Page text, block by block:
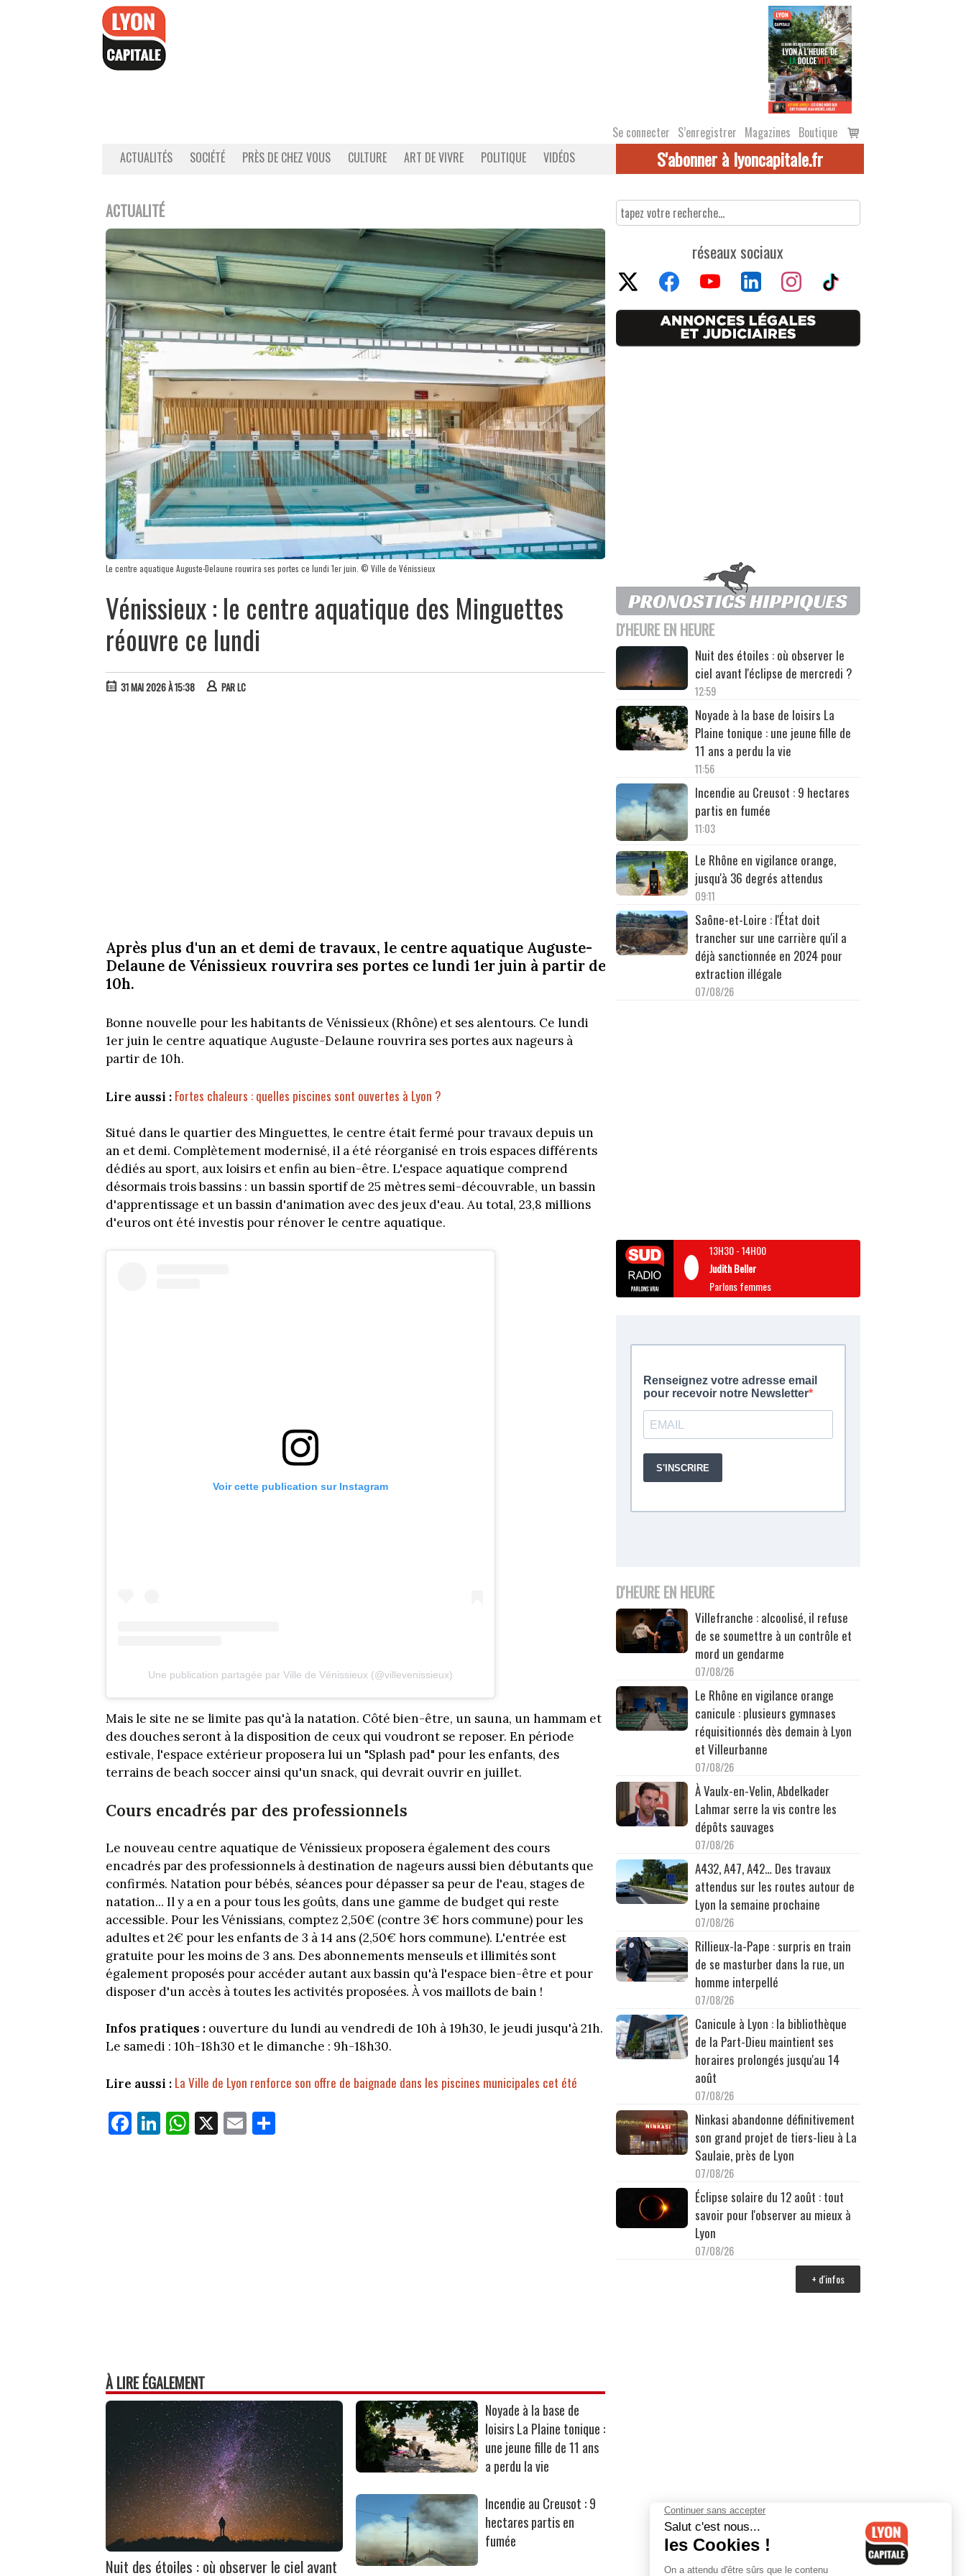
Se connecter S’enregistrer Magazines Boutique
Voir
le
ACTUALITÉS SOCIÉTÉ PRÈS DE CHEZ VOUS CULTURE ART DE VIVRE POLITIQUE VIDÉOS S'abonner à lyoncapitale.fr
ACTUALITÉ
Le centre aquatique Auguste-Delaune rouvrira ses portes ce lundi 1er juin. © Ville de Vénissieux
Vénissieux : le centre aquatique des Minguettes
réouvre ce lundi
31 MAI 2026 À 15:38 PARLC
Après plus d'un an et demi de travaux, le centre aquatique Auguste-
Delaune de Vénissieux rouvrira ses portes ce lundi 1er juin à partir de
10h.
Bonne nouvelle pour les habitants de Vénissieux (Rhône) et ses alentours. Ce lundi
1er juin le centre aquatique Auguste-Delaune rouvrira ses portes aux nageurs à
partir de 10h.
Lire aussi : Fortes chaleurs : quelles piscines sont ouvertes à Lyon ?
Situé dans le quartier des Minguettes, le centre était fermé pour travaux depuis un
an et demi. Complètement modernisé, il a été réorganisé en trois espaces différents
dédiés au sport, aux loisirs et enfin au bien-être. L'espace aquatique comprend
désormais trois bassins : un bassin sportif de 25 mètres semi-découvrable, un bassin
d'apprentissage et un bassin d'animation avec des jeux d'eau. Au total, 23,8 millions
d'euros ont été investis pour rénover le centre aquatique.
Voir cette publication sur Instagram
Une publication partagée par Ville de Vénissieux (@villevenissieux)
Mais le site ne se limite pas qu'à la natation. Côté bien-être, un sauna, un hammam et
des douches seront à la disposition de ceux qui voudront se reposer. En période
estivale, l'espace extérieur proposera lui un "Splash pad" pour les enfants, des
terrains de beach soccer ainsi qu'un snack, qui devrait ouvrir en juillet.
Cours encadrés par des professionnels
Le nouveau centre aquatique de Vénissieux proposera également des cours
encadrés par des professionnels à destination de nageurs aussi bien débutants que
confirmés. Natation pour bébés, séances pour dépasser sa peur de l'eau, stages de
natation... Il y a en a pour tous les goûts, dans une gamme de budget qui reste
accessible. Pour les Vénissians, comptez 2,50€ (contre 3€ hors commune) pour les
adultes et 2€ pour les enfants de 3 à 14 ans (2,50€ hors commune). L'entrée est
gratuite pour les moins de 3 ans. Des abonnements menseuls et illimités sont
également proposés pour accéder autant aux bassin qu'à l'espace bien-être et pour
disposer d'un accès à toutes les activités proposées. À vos maillots de bain !
Infos pratiques : ouverture du lundi au vendredi de 10h à 19h30, le jeudi jusqu'à 21h.
Le samedi : 10h-18h30 et le dimanche : 9h-18h30.
Lire aussi : La Ville de Lyon renforce son offre de baignade dans les piscines municipales cet été
Fa
ce
Li
nk
W
ha
X E
m
À LIRE ÉGALEMENT
Nuit des étoiles : où observer le ciel avant
Noyade à la base de
loisirs La Plaine tonique :
une jeune fille de 11 ans
a perdu la vie
Incendie au Creusot : 9
hectares partis en
fumée
réseaux sociaux
D'HEURE EN HEURE
Nuit des étoiles : où observer le
ciel avant l'éclipse de mercredi ?
12:59
Noyade à la base de loisirs La
Plaine tonique : une jeune fille de
11 ans a perdu la vie
11:56
Incendie au Creusot : 9 hectares
partis en fumée
11:03
Le Rhône en vigilance orange,
jusqu'à 36 degrés attendus
09:11
Saône-et-Loire : l'État doit
trancher sur une carrière qu'il a
déjà sanctionnée en 2024 pour
extraction illégale
07/08/26
13H30-14H00
Judith Beller
Parlons femmes
D'HEURE EN HEURE
Villefranche : alcoolisé, il refuse
de se soumettre à un contrôle et
mord un gendarme
07/08/26
Le Rhône en vigilance orange
canicule : plusieurs gymnases
réquisitionnés dès demain à Lyon
et Villeurbanne
07/08/26
À Vaulx-en-Velin, Abdelkader
Lahmar serre la vis contre les
dépôts sauvages
07/08/26
A432, A47, A42… Des travaux
attendus sur les routes autour de
Lyon la semaine prochaine
07/08/26
Rillieux-la-Pape : surpris en train
de se masturber dans la rue, un
homme interpellé
07/08/26
Canicule à Lyon : la bibliothèque
de la Part-Dieu maintient ses
horaires prolongés jusqu'au 14
août
07/08/26
Ninkasi abandonne définitivement
son grand projet de tiers-lieu à La
Saulaie, près de Lyon
07/08/26
Éclipse solaire du 12 août : tout
savoir pour l'observer au mieux à
Lyon
07/08/26
+ d'infos